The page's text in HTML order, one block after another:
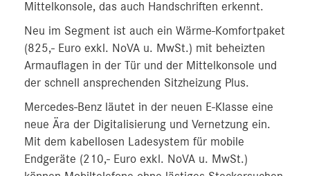
Mittelkonsole, das auch Handschriften erkennt.
Neu im Segment ist auch ein Wärme-Komfortpaket
(825,- Euro exkl. NoVA u. MwSt.) mit beheizten
Armauflagen in der Tür und der Mittelkonsole und
der schnell ansprechenden Sitzheizung Plus.
Mercedes-Benz läutet in der neuen E-Klasse eine
neue Ära der Digitalisierung und Vernetzung ein.
Mit dem kabellosen Ladesystem für mobile
Endgeräte (210,- Euro exkl. NoVA u. MwSt.)